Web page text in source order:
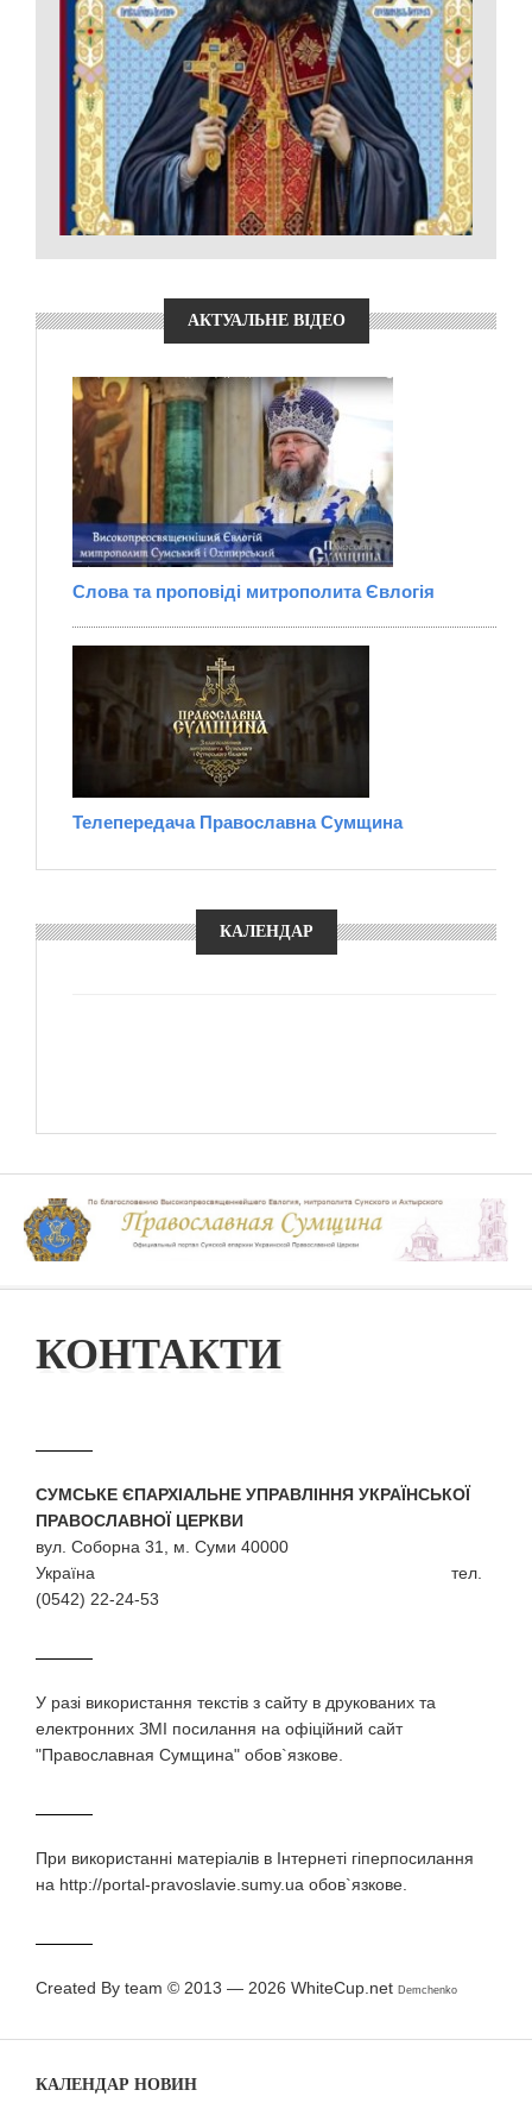
АКТУАЛЬНЕ ВІДЕО
Слова та проповіді митрополита Євлогія
Телепередача Православна Сумщина
КАЛЕНДАР
КОНТАКТИ
СУМСЬКЕ ЄПАРХІАЛЬНЕ УПРАВЛІННЯ УКРАЇНСЬКОЇ
ПРАВОСЛАВНОЇ ЦЕРКВИ
вул. Соборна 31, м. Суми 40000
Україна тел.
(0542) 22-24-53
У разi використання текстiв з сайту в друкованих та
електронних ЗМI посилання на офіційний сайт
"Православная Сумщина" обов`язкове.
При використаннi матерiалiв в Iнтернетi гiперпосилання
на http://portal-pravoslavie.sumy.ua обов`язкове.
Created By team © 2013 — 2026 WhiteCup.net Demchenko
КАЛЕНДАР НОВИН